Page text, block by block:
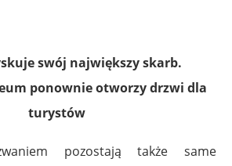
swój największy skarb.
ponownie otworzy drzwi dla
turystów
pozostają także same